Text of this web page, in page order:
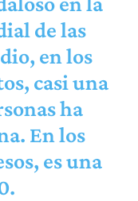
de las
en los
casi una
ha
. En los
es una